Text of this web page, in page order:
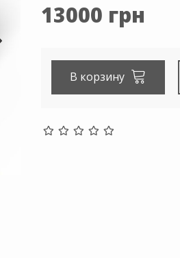
13000 грн
В корзину